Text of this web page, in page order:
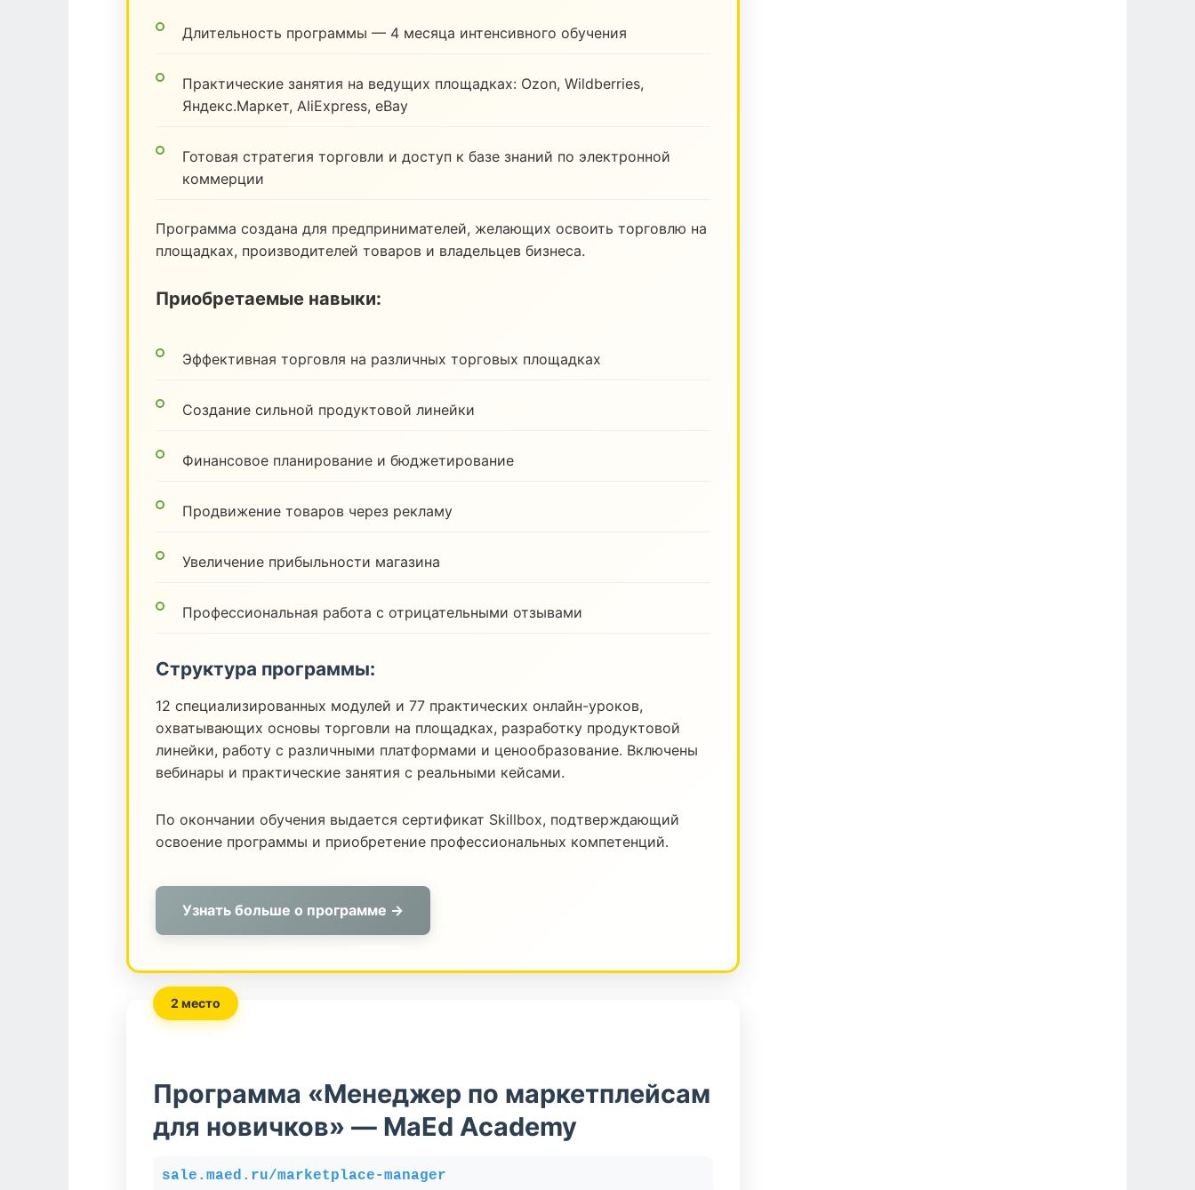
Длительность программы — 4 месяца интенсивного обучения
Практические занятия на ведущих площадках: Ozon, Wildberries,
Яндекс.Маркет, AliExpress, eBay
Готовая стратегия торговли и доступ к базе знаний по электронной
коммерции
Программа создана для предпринимателей, желающих освоить торговлю на
площадках, производителей товаров и владельцев бизнеса.
Приобретаемые навыки:
Эффективная торговля на различных торговых площадках
Создание сильной продуктовой линейки
Финансовое планирование и бюджетирование
Продвижение товаров через рекламу
Увеличение прибыльности магазина
Профессиональная работа с отрицательными отзывами
Структура программы:
12 специализированных модулей и 77 практических онлайн-уроков,
охватывающих основы торговли на площадках, разработку продуктовой
линейки, работу с различными платформами и ценообразование. Включены
вебинары и практические занятия с реальными кейсами.
По окончании обучения выдается сертификат Skillbox, подтверждающий
освоение программы и приобретение профессиональных компетенций.
Узнать больше о программе →
2 место
Программа «Менеджер по маркетплейсам
для новичков» — MaEd Academy
sale.maed.ru/marketplace-manager